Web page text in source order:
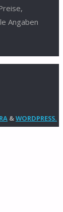
Angaben
&WORDPRESS.